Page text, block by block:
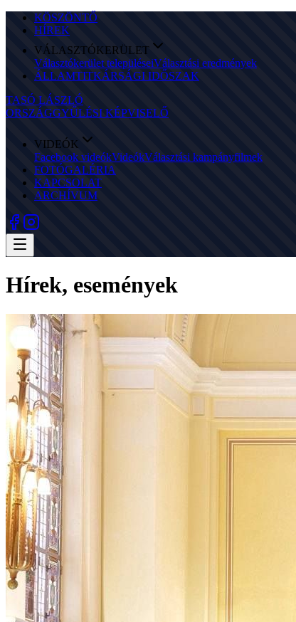
KÖSZÖNTŐ
HÍREK
VÁLASZTÓKERÜLET
Választókerület településeiVálasztási eredmények
ÁLLAMTITKÁRSÁGI IDŐSZAK
TASÓ LÁSZLÓ
ORSZÁGGYŰLÉSI KÉPVISELŐ
VIDEÓK
Facebook videókVideókVálasztási kampányfilmek
FOTÓGALÉRIA
KAPCSOLAT
ARCHÍVUM
Hírek, események